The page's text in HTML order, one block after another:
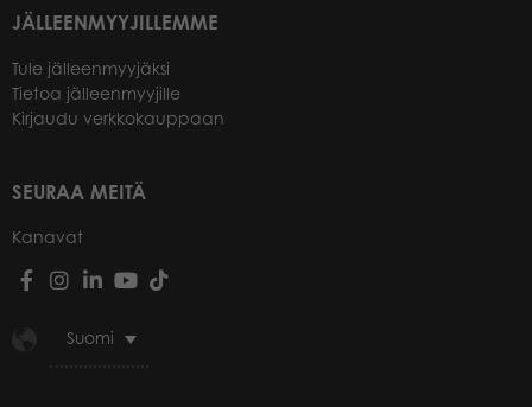
JÄLLEENMYYJILLEMME
Tule jälleenmyyjäksi
Tietoa jälleenmyyjille
Kirjaudu verkkokauppaan
SEURAA MEITÄ
Kanavat
Suomi